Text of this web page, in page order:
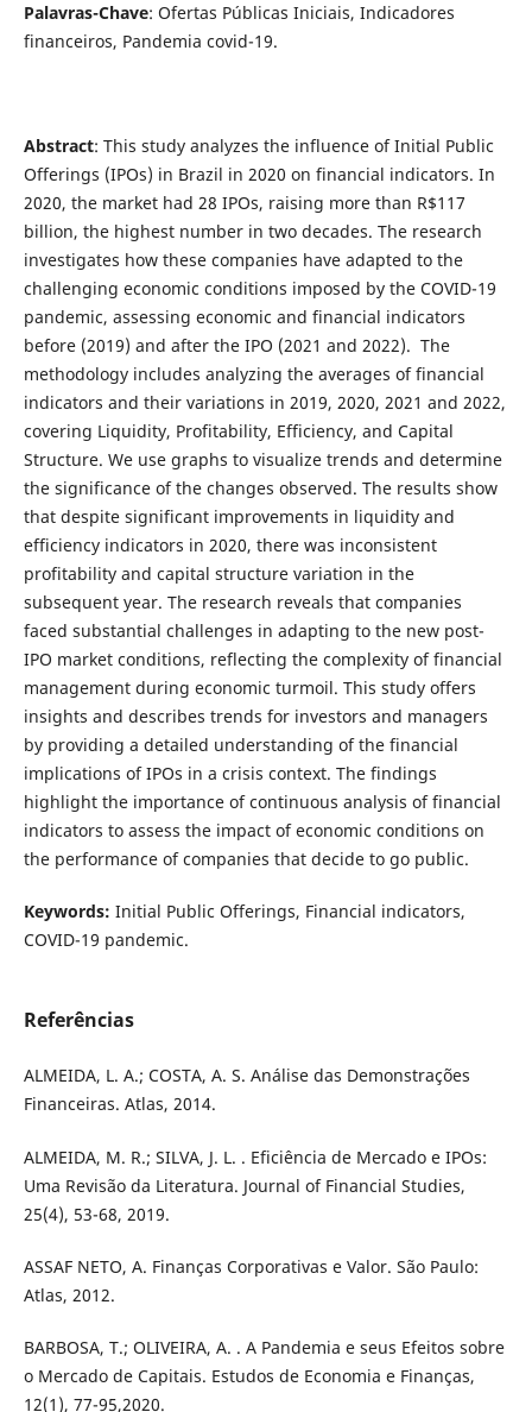
Palavras-Chave: Ofertas Públicas Iniciais, Indicadores
financeiros, Pandemia covid-19.
Abstract: This study analyzes the influence of Initial Public
Offerings (IPOs) in Brazil in 2020 on financial indicators. In
2020, the market had 28 IPOs, raising more than R$117
billion, the highest number in two decades. The research
investigates how these companies have adapted to the
challenging economic conditions imposed by the COVID-19
pandemic, assessing economic and financial indicators
before (2019) and after the IPO (2021 and 2022). The
methodology includes analyzing the averages of financial
indicators and their variations in 2019, 2020, 2021 and 2022,
covering Liquidity, Profitability, Efficiency, and Capital
Structure. We use graphs to visualize trends and determine
the significance of the changes observed. The results show
that despite significant improvements in liquidity and
efficiency indicators in 2020, there was inconsistent
profitability and capital structure variation in the
subsequent year. The research reveals that companies
faced substantial challenges in adapting to the new post-
IPO market conditions, reflecting the complexity of financial
management during economic turmoil. This study offers
insights and describes trends for investors and managers
by providing a detailed understanding of the financial
implications of IPOs in a crisis context. The findings
highlight the importance of continuous analysis of financial
indicators to assess the impact of economic conditions on
the performance of companies that decide to go public.
Keywords: Initial Public Offerings, Financial indicators,
COVID-19 pandemic.
Referências
ALMEIDA, L. A.; COSTA, A. S. Análise das Demonstrações
Financeiras. Atlas, 2014.
ALMEIDA, M. R.; SILVA, J. L. . Eficiência de Mercado e IPOs:
Uma Revisão da Literatura. Journal of Financial Studies,
25(4), 53-68, 2019.
ASSAF NETO, A. Finanças Corporativas e Valor. São Paulo:
Atlas, 2012.
BARBOSA, T.; OLIVEIRA, A. . A Pandemia e seus Efeitos sobre
o Mercado de Capitais. Estudos de Economia e Finanças,
12(1), 77-95,2020.